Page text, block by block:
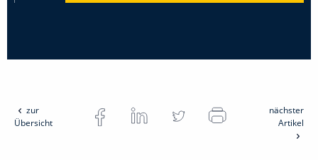
zur
Übersicht
nächster
Artikel